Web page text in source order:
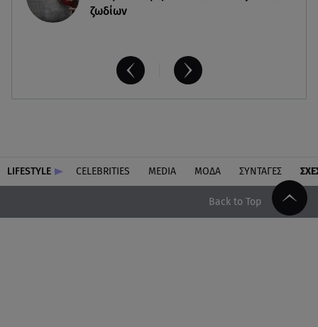
ζωδίων
LIFESTYLE CELEBRITIES MEDIA ΜΟΔΑ ΣΥΝΤΑΓΕΣ
Back to Top